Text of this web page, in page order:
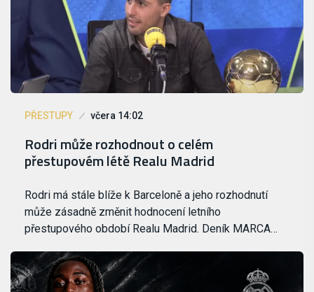
PŘESTUPY včera 14:02
Rodri může rozhodnout o celém
přestupovém létě Realu Madrid
Rodri má stále blíže k Barceloně a jeho rozhodnutí
může zásadně změnit hodnocení letního
přestupového období Realu Madrid. Deník MARCA…